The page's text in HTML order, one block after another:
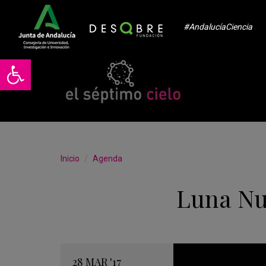
Abrir barra de herramientas
#AndalucíaCiencia
Inicio Agenda
Luna
28 MAR '17